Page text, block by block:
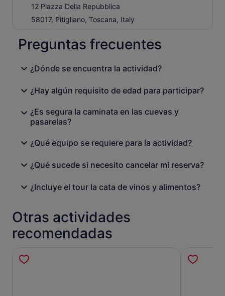
12 Piazza Della Repubblica
58017, Pitigliano, Toscana, Italy
Preguntas frecuentes
¿Dónde se encuentra la actividad?
¿Hay algún requisito de edad para participar?
¿Es segura la caminata en las cuevas y
pasarelas?
¿Qué equipo se requiere para la actividad?
¿Qué sucede si necesito cancelar mi reserva?
¿Incluye el tour la cata de vinos y alimentos?
Otras actividades
recomendadas